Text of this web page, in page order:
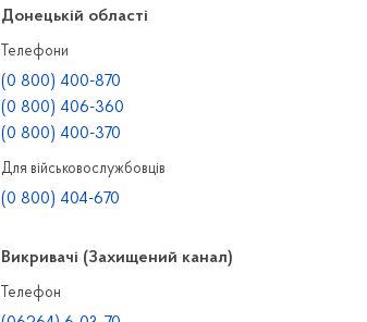
Донецькій області
Телефони
(0 800) 400-870
(0 800) 406-360
(0 800) 400-370
Для військовослужбовців
(0 800) 404-670
Викривачі (Захищений канал)
Телефон